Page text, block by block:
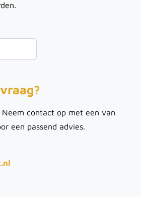
contact op met een van
een passend advies.